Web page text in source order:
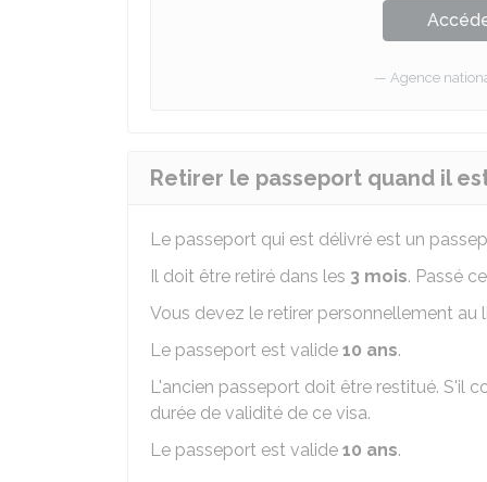
Agence
Retirer le passeport quand il
Le passeport qui est délivré est un
Il doit être retiré dans les 3 mois. Passé
Vous devez le retirer personnellement
Le passeport est valide 10 ans.
L'ancien passeport doit être restitué. S'il
durée de validité de ce visa.
Le passeport est valide 10 ans.